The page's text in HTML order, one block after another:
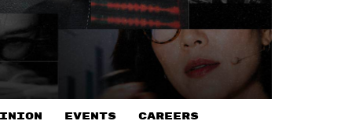
EVENTS CAREERS